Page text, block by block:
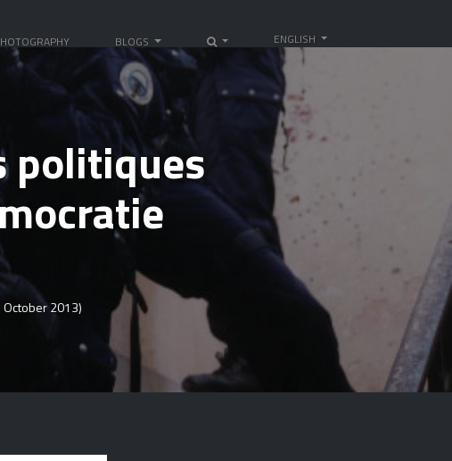
BLOGS ENGLISH
politiques
October 2013)